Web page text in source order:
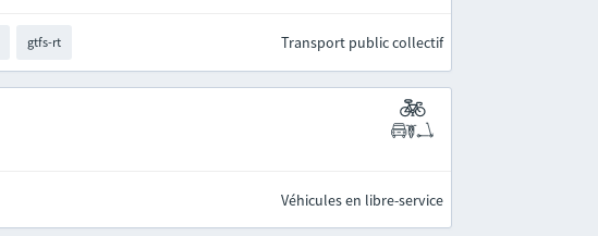
gtfs-rt Transport public collectif
Véhicules en libre-service